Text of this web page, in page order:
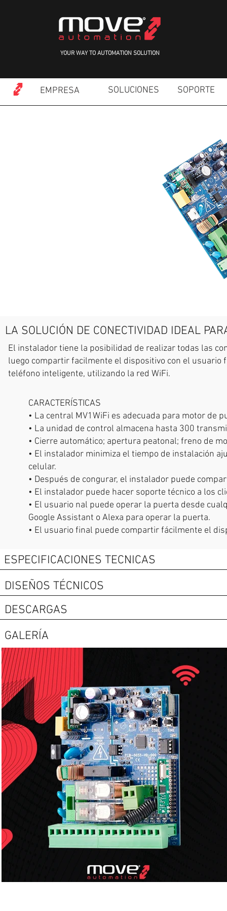
YOUR WAY TO AUTOMATION SOLUTION
EMPRESA SOLUCIONES SOPORTE
LA SOLUCIÓN DE CONECTIVIDAD IDEAL
El instalador tiene la posibilidad de realizar todas las
luego compartir facilmente el dispositivo con el
teléfono inteligente, utilizando la red WiFi.
CARACTERÍSTICAS
• La central MV1WiFi es adecuada para motor de
• La unidad de control almacena hasta 300
• Cierre automático; apertura peatonal; freno de
• El instalador minimiza el tiempo de instalación
celular.
• Después de congurar, el instalador puede
• El instalador puede hacer soporte técnico a los
• El usuario nal puede operar la puerta desde
Google Assistant o Alexa para operar la puerta.
• El usuario final puede compartir fácilmente el
ESPECIFICACIONES TECNICAS
DISEÑOS TÉCNICOS
DESCARGAS
GALERÍA